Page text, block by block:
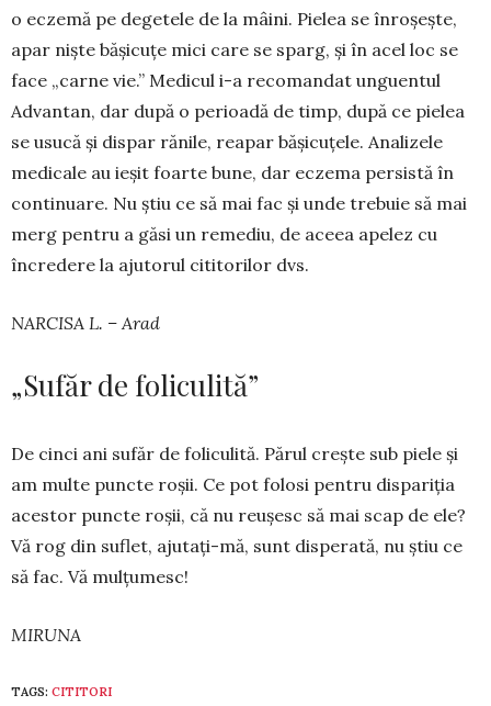
o eczemă pe degetele de la mâini. Pielea se înroșește,
apar niște bășicuțe mici care se sparg, și în acel loc se
face „carne vie.” Me­dicul i-a recomandat unguentul
Advantan, dar după o perioadă de timp, după ce pielea
se usucă și dispar rănile, reapar băși­cuțele. Analizele
me­di­cale au ieșit foarte bune, dar eczema persistă în
con­tinuare. Nu știu ce să mai fac și unde tre­buie să mai
merg pentru a găsi un remediu, de aceea apelez cu
încredere la aju­torul cititorilor dvs.
NARCISA L. – Arad
„Sufăr de foliculită”
De cinci ani sufăr de foli­culită. Părul crește sub piele și
am multe puncte roșii. Ce pot folosi pentru dispariția
acestor puncte roșii, că nu reușesc să mai scap de ele?
Vă rog din suflet, ajutați-mă, sunt dispe­rată, nu știu ce
să fac. Vă mulțumesc!
MIRUNA
TAGS: CITITORI